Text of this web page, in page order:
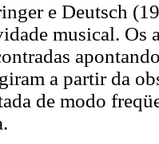
e Deutsch
musical. Os
a partir da
de modo